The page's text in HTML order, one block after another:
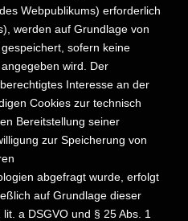
Webpublikums) erforderlich
werden auf Grundlage von
sofern keine
wird. Der
Interesse an der
Cookies zur technisch
Bereitstellung seiner
zur Speicherung von
abgefragt wurde, erfolgt
auf Grundlage dieser
a DSGVO und § 25 Abs. 1